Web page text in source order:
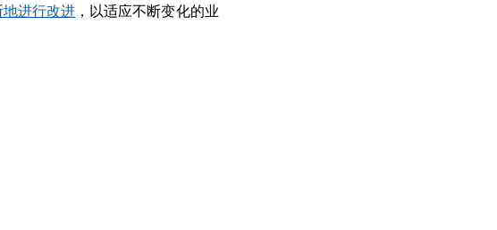
进行改进 ，以适应不断变化的业